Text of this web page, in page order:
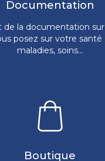
Documentation
de la documentation
posez sur votre santé
maladies, soins...
Boutique